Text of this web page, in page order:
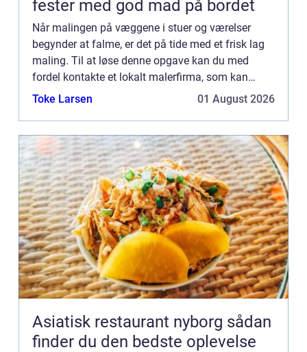
fester med god mad på bordet
Når malingen på væggene i stuer og værelser
begynder at falme, er det på tide med et frisk lag
maling. Til at løse denne opgave kan du med
fordel kontakte et lokalt malerfirma, som kan
udføre dit malerarbej...
Toke Larsen 01 August 2026
Asiatisk restaurant nyborg sådan
finder du den bedste oplevelse